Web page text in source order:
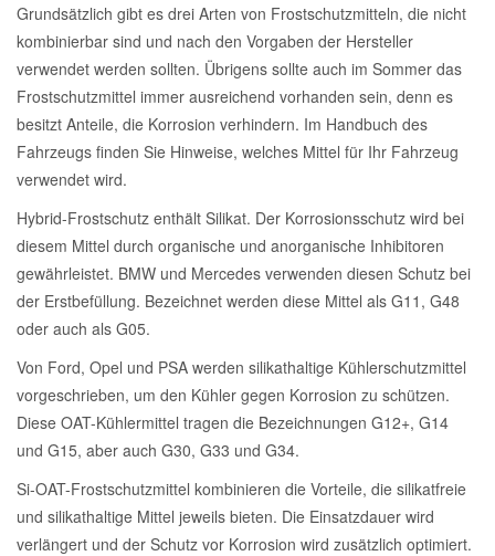
Grundsätzlich gibt es drei Arten von Frostschutzmitteln, die nicht
kombinierbar sind und nach den Vorgaben der Hersteller
verwendet werden sollten. Übrigens sollte auch im Sommer das
Frostschutzmittel immer ausreichend vorhanden sein, denn es
besitzt Anteile, die Korrosion verhindern. Im Handbuch des
Fahrzeugs finden Sie Hinweise, welches Mittel für Ihr Fahrzeug
verwendet wird.
Hybrid-Frostschutz enthält Silikat. Der Korrosionsschutz wird bei
diesem Mittel durch organische und anorganische Inhibitoren
gewährleistet. BMW und Mercedes verwenden diesen Schutz bei
der Erstbefüllung. Bezeichnet werden diese Mittel als G11, G48
oder auch als G05.
Von Ford, Opel und PSA werden silikathaltige Kühlerschutzmittel
vorgeschrieben, um den Kühler gegen Korrosion zu schützen.
Diese OAT-Kühlermittel tragen die Bezeichnungen G12+, G14
und G15, aber auch G30, G33 und G34.
Si-OAT-Frostschutzmittel kombinieren die Vorteile, die silikatfreie
und silikathaltige Mittel jeweils bieten. Die Einsatzdauer wird
verlängert und der Schutz vor Korrosion wird zusätzlich optimiert.
Hyundai Ersatzteile
Jeep Ersatzteile
Kia Ersatzteile
Lancia Ersatzteile
Mazda Ersatzteile
Mini Ersatzteile
Nissan Ersatzteile